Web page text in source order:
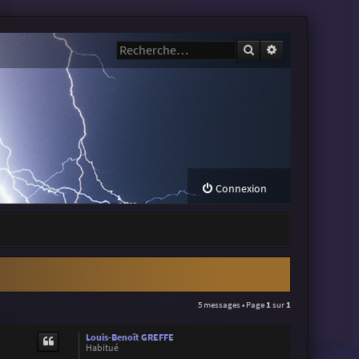
Rechercher
Connexion
5 messages • Page 1 sur 1
Louis-Benoît GREFFE
Habitué